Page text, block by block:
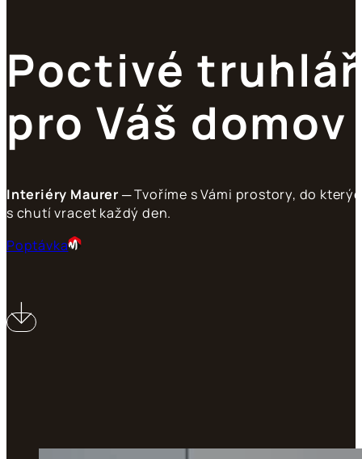
Poctivé
pro Váš domov
Interiéry Maurer ─ Tvoříme s Vámi prostory, do
s chutí vracet každý den.
Poptávka